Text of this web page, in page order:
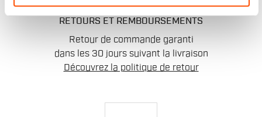
RETOURS ET REMBOURSEMENTS
Retour de commande garanti
dans les 30 jours suivant la livraison
Découvrez la politique de retour